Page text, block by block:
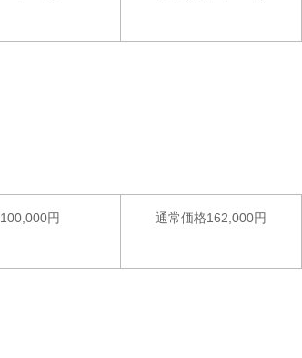
100,000円 通常価格162,000円